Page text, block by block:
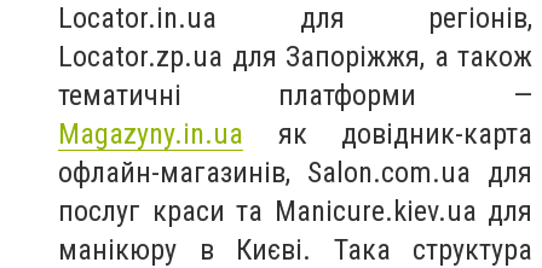
Locator.in.ua для регіонів,
Locator.zp.ua для Запоріжжя, а також
тематичні платформи —
Magazyny.in.ua як довідник-карта
офлайн-магазинів, Salon.com.ua для
послуг краси та Manicure.kiev.ua для
манікюру в Києві. Така структура